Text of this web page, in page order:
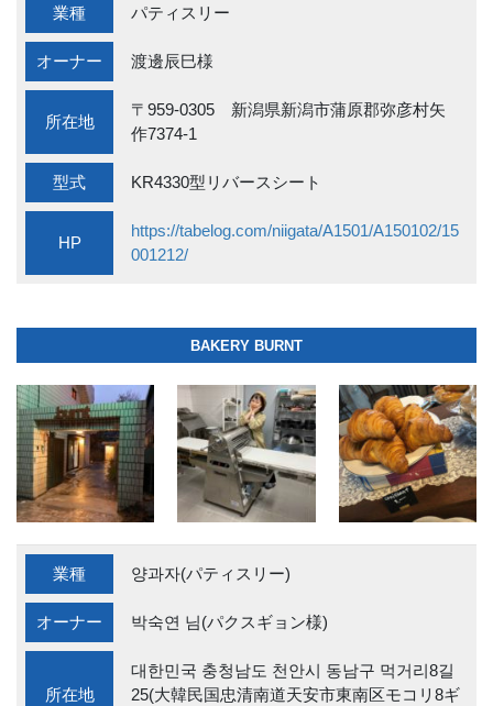
業種 パティスリー
オーナー 渡邊辰巳様
所在地
〒959-0305 新潟県新潟市蒲原郡弥彦村矢
作7374-1
型式 KR4330型リバースシート
HP
https://tabelog.com/niigata/A1501/A150102/15
001212/
BAKERY BURNT
業種 양과자(パティスリー)
オーナー 박숙연 님(パクスギョン様)
所在地
대한민국 충청남도 천안시 동남구 먹거리8길
25(大韓民国忠清南道天安市東南区モコリ8ギ